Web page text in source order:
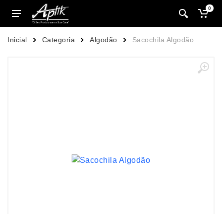
0
Inicial Categoria Algodão Sacochila Algodão